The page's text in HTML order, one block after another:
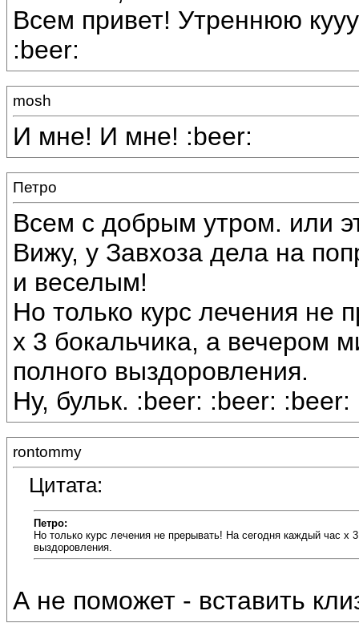
Всем привет! Утреннюю
:beer:
mosh
И мне! И мне! :beer:
Петро
Всем с добрым утром. или
Вижу, у Завхоза дела на
и веселым!
Но только курс лечения не
х 3 бокальчика, а вечером
полного выздоровления.
Ну, бульк. :beer: :beer: :beer:
rontommy
Цитата:
Петро:
Но только курс лечения не прерывать! На сегодня каждый час х
выздоровления.
А не поможет - вставить